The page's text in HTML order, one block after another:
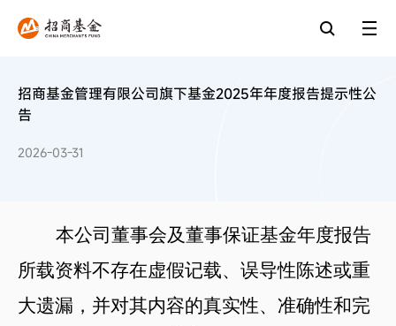
招商基金管理有限公司旗下基金2025年年度报告提示性公
告
2026-03-31
本公司董事会及董事保证基金年度报告
所载资料不存在虚假记载、误导性陈述或重
大遗漏，并对其内容的真实性、准确性和完